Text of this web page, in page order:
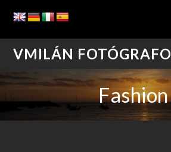
VMILÁN FOTÓGRAFO
Fashion